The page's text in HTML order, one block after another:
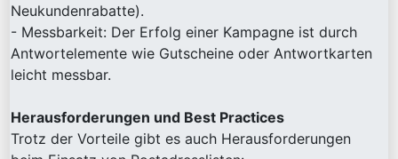
Neukundenrabatte).
- Messbarkeit: Der Erfolg einer Kampagne ist durch
Antwortelemente wie Gutscheine oder Antwortkarten
leicht messbar.
Herausforderungen und Best Practices
Trotz der Vorteile gibt es auch Herausforderungen